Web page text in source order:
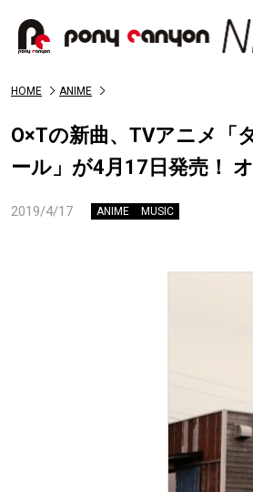
HOME ANIME
O×Tの新曲、TVアニメ「
ール」が4月17日発売！
2019/4/17 ANIME MUSIC